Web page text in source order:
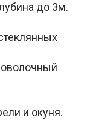
до 3м.
и окуня.